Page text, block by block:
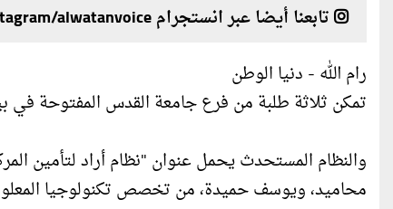
تابعنا أيضا عبر انستجرام instagram/alwatanvoice
رام الله - دنيا الوطن
تمكن ثلاثة طلبة من فرع جامعة القدس المفتوحة
والنظام المستحدث يحمل عنوان "نظام أراد لتأمين
محاميد، ويوسف حميدة، من تخصص تكنولوجيا